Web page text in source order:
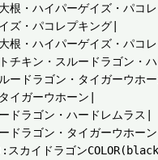
根・ハイパーゲイズ・パコ
ズ・パコレプキング|
根・ハイパーゲイズ・パコ
チキン・スルードラゴン・
ードラゴン・タイガーウホ
イガーウホーン|
ドラゴン・ハードレムラス|
ドラゴン・タイガーウホー
カイドラゴン